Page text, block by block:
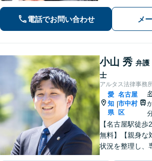
電話でお問い合わせ メ
小山 秀 弁護
士
アルタス法律事務
愛
知
県
|
名古屋
市中村
区
【名古屋駅徒
無料】【親身な
状況を整理し、